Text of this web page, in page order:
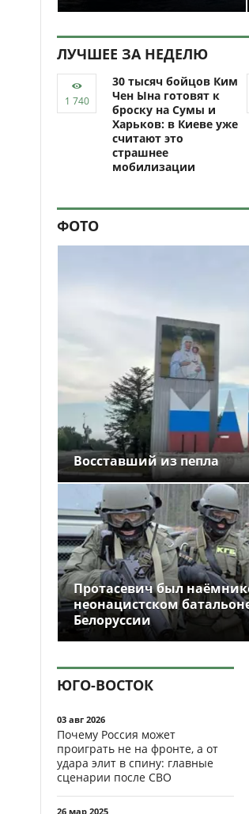
ЛУЧШЕЕ ЗА НЕДЕЛЮ
30 тысяч бойцов Ким
Чен Ына готовят к
броску на Сумы и
Харьков: в Киеве уже
считают это
страшнее
мобилизации
ФОТО
Восставший из пепла
Протасевич был
неонацистском
Белоруссии
ЮГО-ВОСТОК
03 авг 2026
Почему Россия может
проиграть не на фронте, а от
удара элит в спину: главные
сценарии после СВО
26 мар 2025